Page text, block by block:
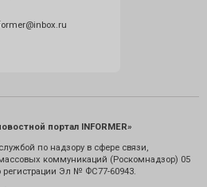
портал INFORMER»
по надзору в сфере связи,
коммуникаций (Роскомнадзор) 05
регистрации Эл № ФС77-60943.